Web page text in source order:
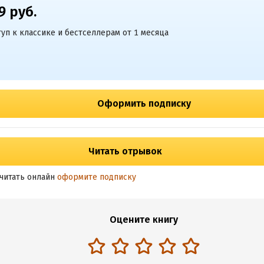
руб.
к классике и бестселлерам от 1 месяца
Оформить подписку
Читать отрывок
онлайн оформите подписку
Оцените книгу